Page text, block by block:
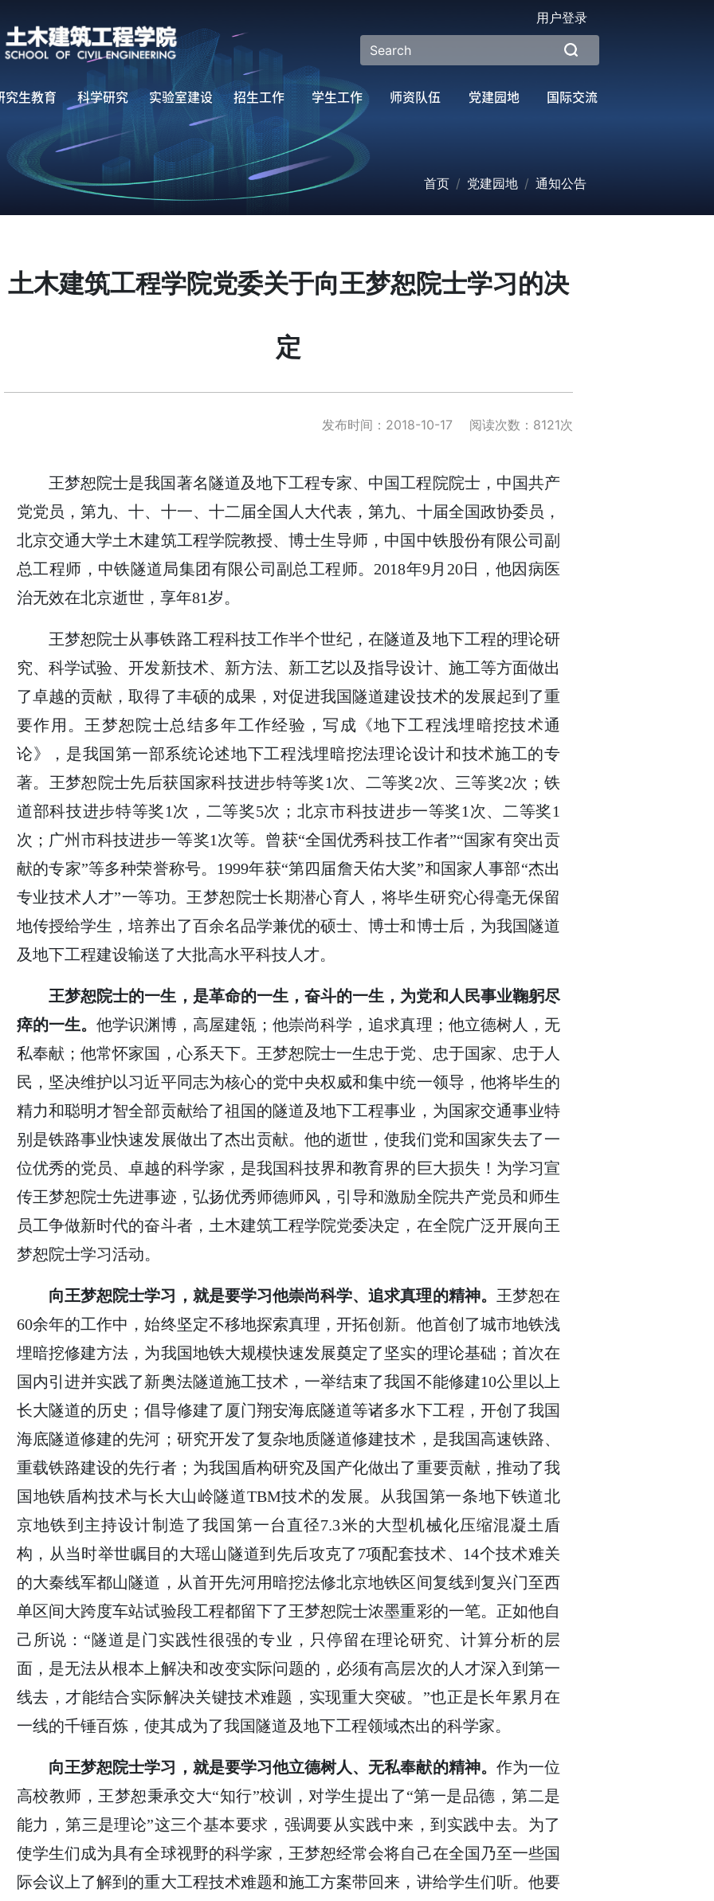
用户登录
究生教育 科学研究 实验室建设 招生工作 学生工作 师资队伍 党建园地 国际交流
首页 党建园地 通知公告
土木建筑工程学院党委关于向王梦恕院士学习的决
定
发布时间：2018-10-17 阅读次数：8121次
王梦恕院士是我国著名隧道及地下工程专家、中国工程院院士，中国共产
党党员，第九、十、十一、十二届全国人大代表，第九、十届全国政协委员，
北京交通大学土木建筑工程学院教授、博士生导师，中国中铁股份有限公司副
总工程师，中铁隧道局集团有限公司副总工程师。2018年9月20日，他因病医
治无效在北京逝世，享年81岁。
王梦恕院士从事铁路工程科技工作半个世纪，在隧道及地下工程的理论研
究、科学试验、开发新技术、新方法、新工艺以及指导设计、施工等方面做出
了卓越的贡献，取得了丰硕的成果，对促进我国隧道建设技术的发展起到了重
要作用。王梦恕院士总结多年工作经验，写成《地下工程浅埋暗挖技术通
论》，是我国第一部系统论述地下工程浅埋暗挖法理论设计和技术施工的专
著。王梦恕院士先后获国家科技进步特等奖1次、二等奖2次、三等奖2次；铁
道部科技进步特等奖1次，二等奖5次；北京市科技进步一等奖1次、二等奖1
次；广州市科技进步一等奖1次等。曾获“全国优秀科技工作者”“国家有突出贡
献的专家”等多种荣誉称号。1999年获“第四届詹天佑大奖”和国家人事部“杰出
专业技术人才”一等功。王梦恕院士长期潜心育人，将毕生研究心得毫无保留
地传授给学生，培养出了百余名品学兼优的硕士、博士和博士后，为我国隧道
及地下工程建设输送了大批高水平科技人才。
王梦恕院士的一生，是革命的一生，奋斗的一生，为党和人民事业鞠躬尽
瘁的一生。他学识渊博，高屋建瓴；他崇尚科学，追求真理；他立德树人，无
私奉献；他常怀家国，心系天下。王梦恕院士一生忠于党、忠于国家、忠于人
民，坚决维护以习近平同志为核心的党中央权威和集中统一领导，他将毕生的
精力和聪明才智全部贡献给了祖国的隧道及地下工程事业，为国家交通事业特
别是铁路事业快速发展做出了杰出贡献。他的逝世，使我们党和国家失去了一
位优秀的党员、卓越的科学家，是我国科技界和教育界的巨大损失！为学习宣
传王梦恕院士先进事迹，弘扬优秀师德师风，引导和激励全院共产党员和师生
员工争做新时代的奋斗者，土木建筑工程学院党委决定，在全院广泛开展向王
梦恕院士学习活动。
向王梦恕院士学习，就是要学习他崇尚科学、追求真理的精神。 王梦恕在
60余年的工作中，始终坚定不移地探索真理，开拓创新。他首创了城市地铁浅
埋暗挖修建方法，为我国地铁大规模快速发展奠定了坚实的理论基础；首次在
国内引进并实践了新奥法隧道施工技术，一举结束了我国不能修建10公里以上
长大隧道的历史；倡导修建了厦门翔安海底隧道等诸多水下工程，开创了我国
海底隧道修建的先河；研究开发了复杂地质隧道修建技术，是我国高速铁路、
重载铁路建设的先行者；为我国盾构研究及国产化做出了重要贡献，推动了我
国地铁盾构技术与长大山岭隧道TBM技术的发展。从我国第一条地下铁道北
京地铁到主持设计制造了我国第一台直径7.3米的大型机械化压缩混凝土盾
构，从当时举世瞩目的大瑶山隧道到先后攻克了7项配套技术、14个技术难关
的大秦线军都山隧道，从首开先河用暗挖法修北京地铁区间复线到复兴门至西
单区间大跨度车站试验段工程都留下了王梦恕院士浓墨重彩的一笔。正如他自
己所说：“隧道是门实践性很强的专业，只停留在理论研究、计算分析的层
面，是无法从根本上解决和改变实际问题的，必须有高层次的人才深入到第一
线去，才能结合实际解决关键技术难题，实现重大突破。”也正是长年累月在
一线的千锤百炼，使其成为了我国隧道及地下工程领域杰出的科学家。
向王梦恕院士学习，就是要学习他立德树人、无私奉献的精神。 作为一位
高校教师，王梦恕秉承交大“知行”校训，对学生提出了“第一是品德，第二是
能力，第三是理论”这三个基本要求，强调要从实践中来，到实践中去。为了
使学生们成为具有全球视野的科学家，王梦恕经常会将自己在全国乃至一些国
际会议上了解到的重大工程技术难题和施工方案带回来，讲给学生们听。他要